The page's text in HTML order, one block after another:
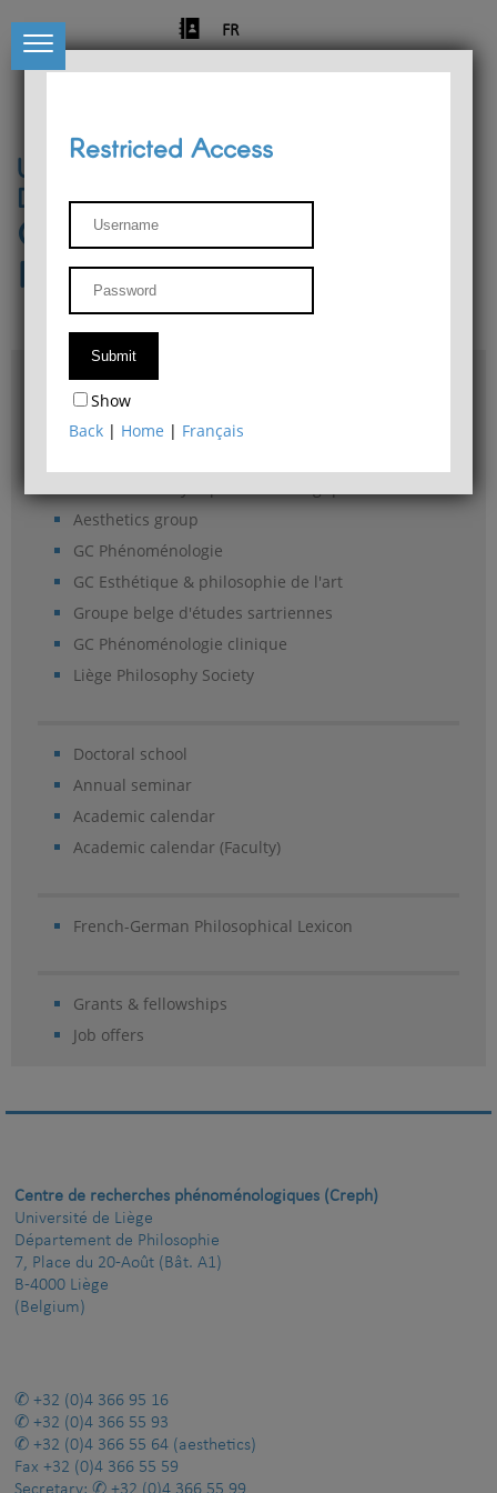
FR
University of Liège
Départment of Philosophy
Center for Phenomenological
Research
Access & maps
Philosophy Department Library
Aesthetics group
GC Phénoménologie
GC Esthétique & philosophie de l'art
Groupe belge d'études sartriennes
GC Phénoménologie clinique
Liège Philosophy Society
Doctoral school
Annual seminar
Academic calendar
Academic calendar (Faculty)
French-German Philosophical Lexicon
Grants & fellowships
Job offers
Restricted Access
Show
Back | Home | Français
Centre de recherches phénoménologiques (Creph)
Université de Liège
Département de Philosophie
7, Place du 20-Août (Bât. A1)
B-4000 Liège
(Belgium)
+32 (0)4 366 95 16
+32 (0)4 366 55 93
+32 (0)4 366 55 64 (aesthetics)
Fax +32 (0)4 366 55 59